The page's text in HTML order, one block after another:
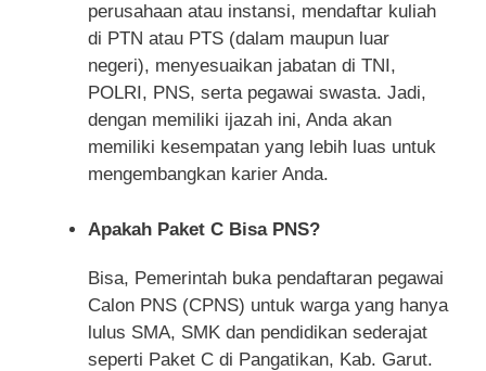
perusahaan atau instansi, mendaftar kuliah
di PTN atau PTS (dalam maupun luar
negeri), menyesuaikan jabatan di TNI,
POLRI, PNS, serta pegawai swasta. Jadi,
dengan memiliki ijazah ini, Anda akan
memiliki kesempatan yang lebih luas untuk
mengembangkan karier Anda.
Apakah Paket C Bisa PNS?
Bisa, Pemerintah buka pendaftaran pegawai
Calon PNS (CPNS) untuk warga yang hanya
lulus SMA, SMK dan pendidikan sederajat
seperti Paket C di Pangatikan, Kab. Garut.